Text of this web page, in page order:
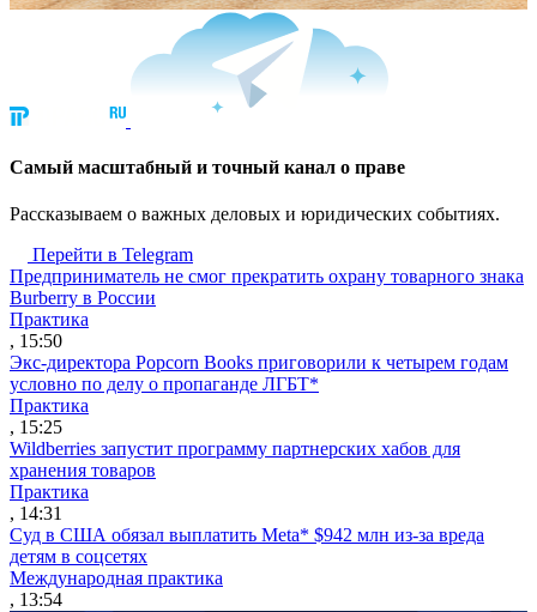
Cамый масштабный и точный канал о праве
Рассказываем о важных деловых и юридических событиях.
Перейти в Telegram
Предприниматель не смог прекратить охрану товарного знака
Burberry в России
Практика
, 15:50
Экс-директора Popcorn Books приговорили к четырем годам
условно по делу о пропаганде ЛГБТ*
Практика
, 15:25
Wildberries запустит программу партнерских хабов для
хранения товаров
Практика
, 14:31
Суд в США обязал выплатить Meta* $942 млн из-за вреда
детям в соцсетях
Международная практика
, 13:54